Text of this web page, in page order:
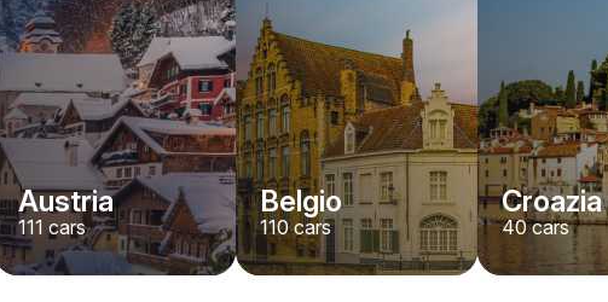
Austria
111 cars
Belgio
110cars
Croazia
40cars